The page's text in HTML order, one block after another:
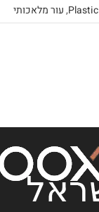
Plastic
,עור מלאכותי